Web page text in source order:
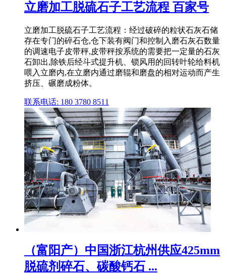
立磨加工脱硫石子工艺流程 百家号
立磨加工脱硫石子工艺流程：经过破碎的粒状石灰石储
存在专门的碎石仓,仓下装有阀门和控制入磨石灰石数量
的调速电子皮带秤,皮带秤按系统的需要把一定量的石灰
石卸出,除铁后经斗式提升机、锁风用的回转叶轮给料机
喂入立磨内,在立磨内通过磨辊和磨盘的相对运动而产生
挤压、碾磨成粉体。
联系电话: 180 3780 8511
（富阳产）中国浙江杭州供应425mm
脱硫剂碎石、碳酸钙石 ...